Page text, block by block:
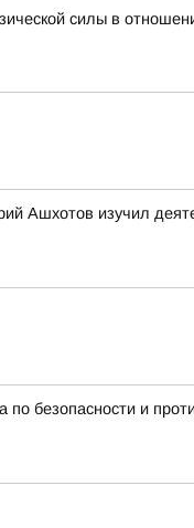
силы в
Ашхотов изучил
безопасности и